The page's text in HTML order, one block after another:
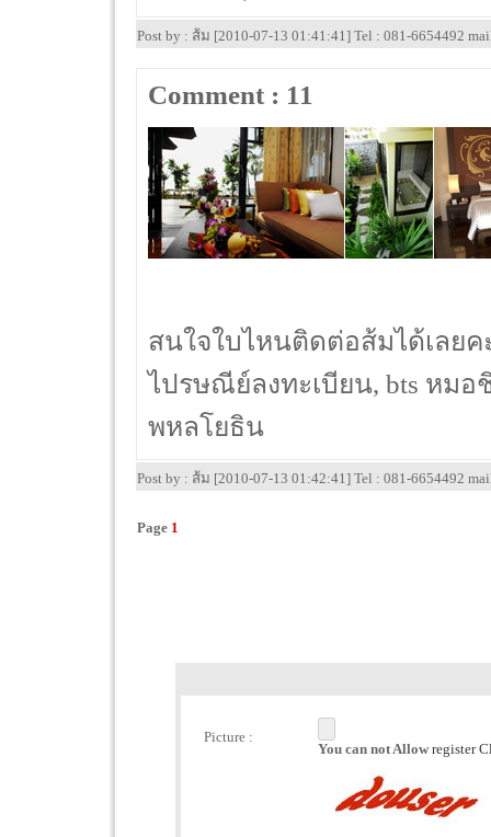
Post by : ส้ม [2010-07-13 01:41:41] Tel : 081-6654492
Comment : 11
สนใจใบไหนติดต่อส้มได้เลยค
ไปรษณีย์ลงทะเบียน, bts หมอ
พหลโยธิน
Post by : ส้ม [2010-07-13 01:42:41] Tel : 081-6654492
Page 1
Picture :
You can not Allow register